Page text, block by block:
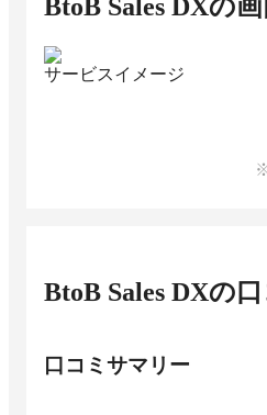
BtoB Sales DXの画
サービスイメージ
BtoB Sales DXの
口コミサマリー